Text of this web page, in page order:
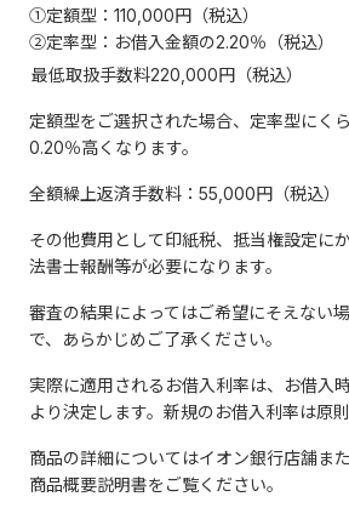
①定額型：110,000円（税込）
②定率型：お借入金額の2.20％（税込）
最低取扱手数料220,000円（税込）
定額型をご選択された場合、定率型にく
0.20％高くなります。
全額繰上返済手数料：55,000円（税込）
その他費用として印紙税、抵当権設定に
法書士報酬等が必要になります。
審査の結果によってはご希望にそえない
で、あらかじめご了承ください。
実際に適用されるお借入利率は、お借入
より決定します。新規のお借入利率は原
商品の詳細についてはイオン銀行店舗ま
商品概要説明書をご覧ください。